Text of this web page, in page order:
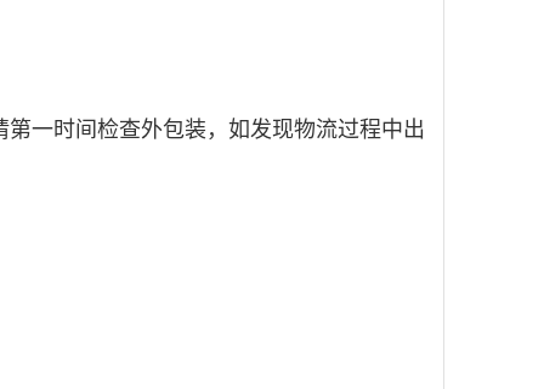
一时间检查外包装，如发现物流过程中出